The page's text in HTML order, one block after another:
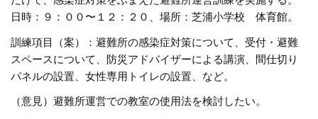
日時：９：００〜１２：２０、場所：芝浦小学校 体育館。
訓練項目（案）：避難所の感染症対策について、受付・避難
スペースについて、防災アドバイザーによる講演、間仕切り
パネルの設置、女性専用トイレの設置、など。
（意見）避難所運営での教室の使用法を検討したい。